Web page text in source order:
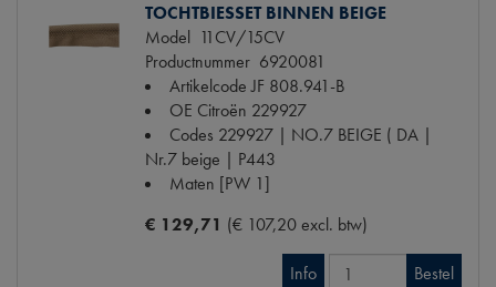
TOCHTBIESSET BINNEN BEIGE
Model 11CV/15CV
Productnummer 6920081
Artikelcode JF 808.941-B
OE Citroën 229927
Codes 229927 | NO.7 BEIGE ( DA |
Nr.7 beige | P443
Maten [PW 1]
€ 129,71 (€ 107,20 excl. btw)
Info Bestel